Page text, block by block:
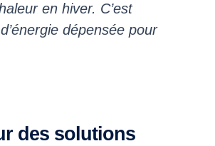
en hiver. C’est
dépensée pour
des solutions